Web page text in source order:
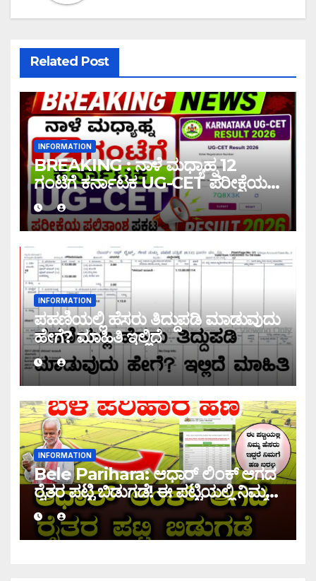
Related Post
INFORMATION
BREAKING : ನಾಳೆ ಮಧ್ಯಾಹ್ನ 12
ಗಂಟೆಗೆ ಕರ್ನಾಟಕ UG-CET ಪರೀಕ್ಷೆಯ
ಫಲಿತಾಂಶ ಪ್ರಕಟ |UG-CET Result
2026
INFORMATION
ಪಹಣಿಯಲ್ಲಿ ಹೆಸರು ತಿದ್ದುಪಡಿ ಮಾಡುವುದು
ಹೇಗೆ? ಮಾಹಿತಿ ಇಲ್ಲಿದೆ
INFORMATION
Bele Parihara: ಆಧಾರ್ ಲಿಂಕ್ ಆಗದ
ರೈತರ ಪಟ್ಟಿ ಬಿಡುಗಡೆ! ಈ ಪಟ್ಟಿಯಲ್ಲಿ ನಿಮ್ಮ
ಹೆಸರು ಇದ್ದರೆ ನಿಮಗೆ ಹಣ ಜಮಾ ಆಗಲ್ಲ !